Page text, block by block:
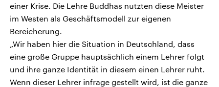
einer Krise. Die Lehre Buddhas nutzten diese Meister
im Westen als Geschäftsmodell zur eigenen
Bereicherung.
„Wir haben hier die Situation in Deutschland, dass
eine große Gruppe hauptsächlich einem Lehrer folgt
und ihre ganze Identität in diesem einen Lehrer ruht.
Wenn dieser Lehrer infrage gestellt wird, ist die ganze